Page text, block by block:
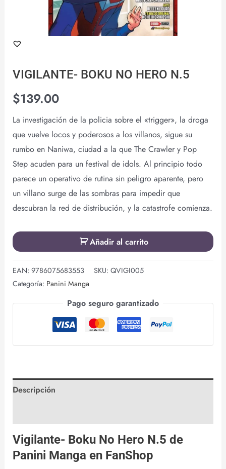
VIGILANTE- BOKU NO HERO N.5
$139.00
La investigación de la policia sobre el «trigger», la droga
que vuelve locos y poderosos a los villanos, sigue su
rumbo en Naniwa, ciudad a la que The Crawler y Pop
Step acuden para un festival de idols. Al principio todo
parece un operativo de rutina sin peligro aparente, pero
un villano surge de las sombras para impedir que
descubran la red de distribución, y la catastrofe comienza.
Añadir al carrito
EAN: 9786075683553 SKU: QVIGI005
Categoría: Panini Manga
Pago seguro garantizado
Descripción
Vigilante- Boku No Hero N.5 de
Panini Manga en FanShop